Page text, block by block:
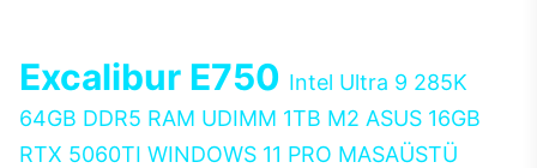
Excalibur E750 Intel Ultra 9 285K
64GB DDR5 RAM UDIMM 1TB M2 ASUS 16GB
RTX 5060TI WINDOWS 11 PRO MASAÜSTÜ